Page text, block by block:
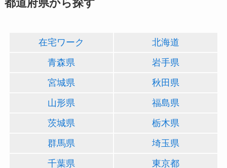
都道府県から探す
在宅ワーク
北海道
青森県
岩手県
宮城県
秋田県
山形県
福島県
茨城県
栃木県
群馬県
埼玉県
千葉県
東京都